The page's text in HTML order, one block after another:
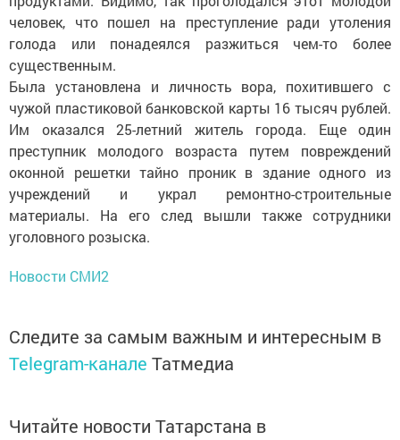
человек, что пошел на преступление ради утоления
голода или понадеялся разжиться чем-то более
существенным.
Была установлена и личность вора, похитившего с
чужой пластиковой банковской карты 16 тысяч рублей.
Им оказался 25-летний житель города. Еще один
преступник молодого возраста путем повреждений
оконной решетки тайно проник в здание одного из
учреждений и украл ремонтно-строительные
материалы. На его след вышли также сотрудники
уголовного розыска.
Новости СМИ2
Следите за самым важным и интересным в
Telegram-канале Татмедиа
Читайте новости Татарстана в